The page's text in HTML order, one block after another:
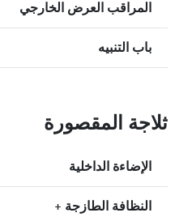
المراقب العرض الخارجي
باب التنبيه
ثلاجة المقصورة
الإضاءة الداخلية
النظافة الطازجة +